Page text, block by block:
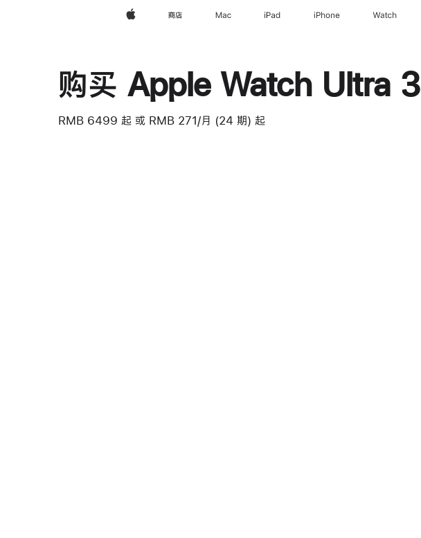
Apple 商店 Mac iPad iPhone Watch
购买 Apple Watch Ultra 3
RMB 6499 起 或 RMB 271/月 (24 期) 起